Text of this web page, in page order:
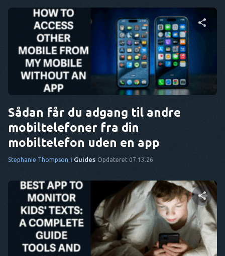
Del denne artikel
Facebook Kopier link
Sådan får du adgang til andre
mobiltelefoner fra din
mobiltelefon uden en app
Stephanie Thompson i Guides Opdateret 07.13.26
Del denne artikel